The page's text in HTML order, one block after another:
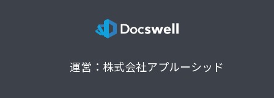
運営：株式会社アプルーシッド